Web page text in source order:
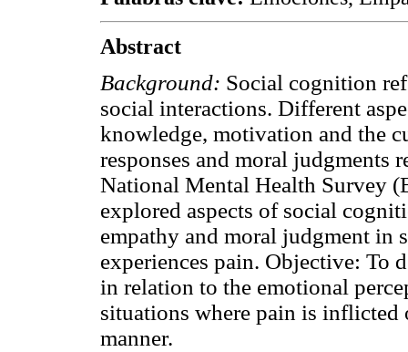
Abstract
Background: Social cognition
social interactions. Different
knowledge, motivation and the
responses and moral judgments
National Mental Health Survey
explored aspects of social
empathy and moral judgment in
experiences pain. Objective: To
in relation to the emotional
situations where pain is
manner.